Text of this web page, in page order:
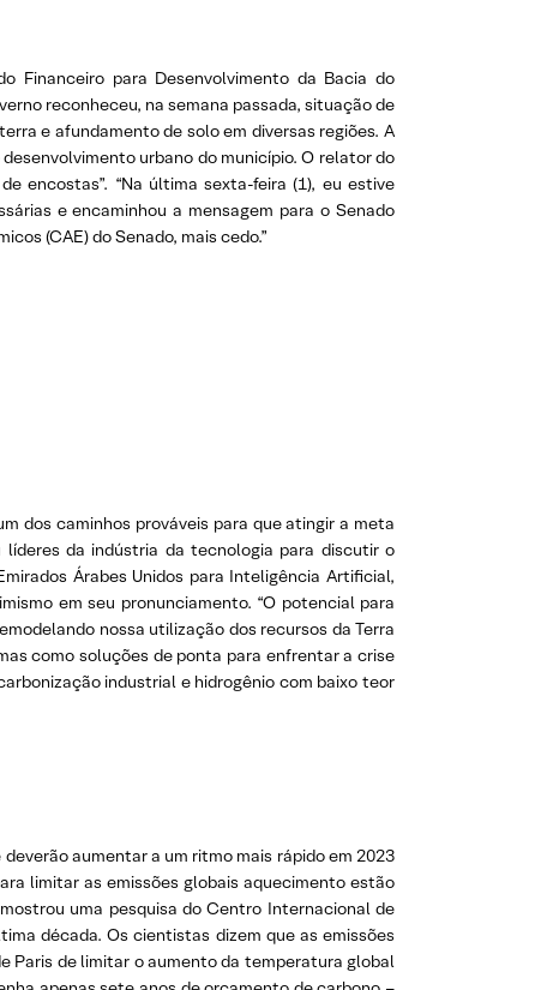
Financeiro para Desenvolvimento da Bacia do
reconheceu, na semana passada, situação de
e afundamento de solo em diversas regiões. A
urbano do município. O relator do
encostas”. “Na última sexta-feira (1), eu estive
e encaminhou a mensagem para o Senado
(CAE) do Senado, mais cedo.”
dos caminhos prováveis para que atingir a meta
da indústria da tecnologia para discutir o
Árabes Unidos para Inteligência Artificial,
em seu pronunciamento. “O potencial para
nossa utilização dos recursos da Terra
como soluções de ponta para enfrentar a crise
industrial e hidrogênio com baixo teor
aumentar a um ritmo mais rápido em 2023
limitar as emissões globais aquecimento estão
uma pesquisa do Centro Internacional de
década. Os cientistas dizem que as emissões
Paris de limitar o aumento da temperatura global